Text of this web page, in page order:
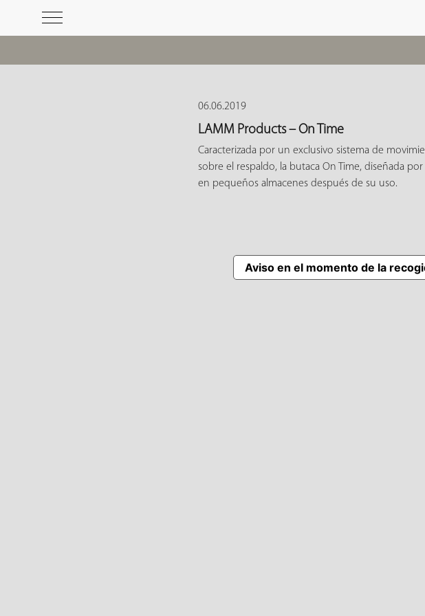
06.06.2019
LAMM Products – On Time
Caracterizada por un exclusivo sistema de
sobre el respaldo, la butaca On Time, diseñada
en pequeños almacenes después de su uso.
Aviso en el momento de la